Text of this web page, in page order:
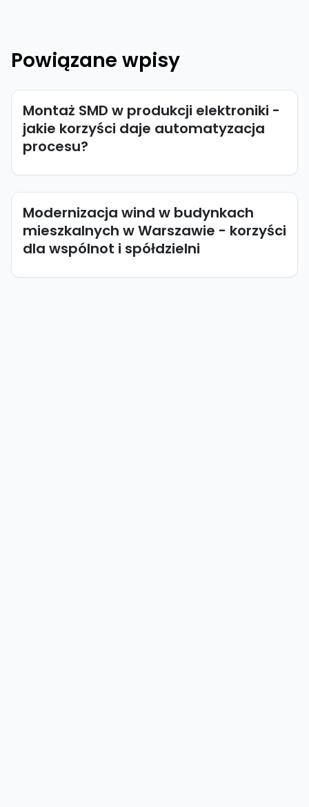
Powiązane wpisy
Montaż SMD w produkcji elektroniki -
jakie korzyści daje automatyzacja
procesu?
Modernizacja wind w budynkach
mieszkalnych w Warszawie - korzyści
dla wspólnot i spółdzielni